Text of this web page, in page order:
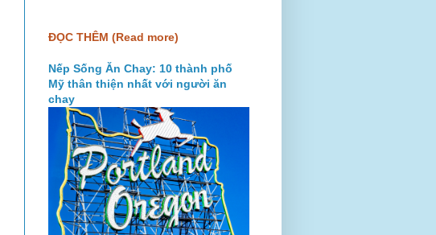
ĐỌC THÊM (Read more)
Nếp Sống Ăn Chay: 10 thành phố
Mỹ thân thiện nhất với người ăn
chay